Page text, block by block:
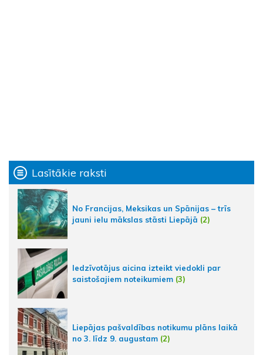
Lasītākie raksti
No Francijas, Meksikas un Spānijas – trīs
jauni ielu mākslas stāsti Liepājā (2)
Iedzīvotājus aicina izteikt viedokli par
saistošajiem noteikumiem (3)
Liepājas pašvaldības notikumu plāns laikā
no 3. līdz 9. augustam (2)